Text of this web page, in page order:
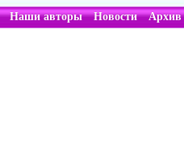
Наши авторы Новости Архив